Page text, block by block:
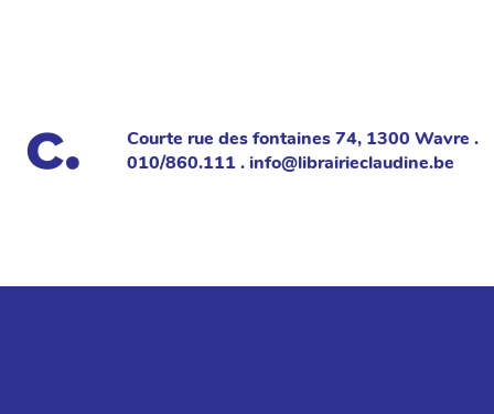
Courte rue des fontaines 74, 1300 Wavre .
010/860.111 . info@librairieclaudine.be